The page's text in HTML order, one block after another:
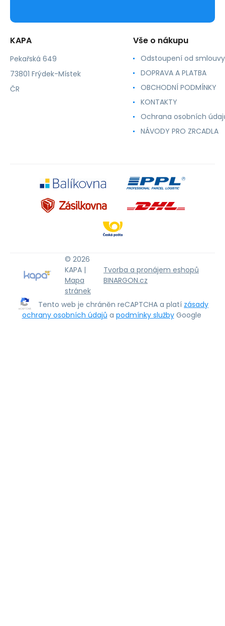
KAPA
Pekařská 649
73801 Frýdek-Místek
ČR
Vše o nákupu
Odstoupení od smlouvy
DOPRAVA A PLATBA
OBCHODNÍ PODMÍNKY
KONTAKTY
Ochrana osobních
NÁVODY PRO ZRCADLA
© 2026
KAPA |
Mapa
stránek
Tvorba a pronájem eshopů
BINARGON.cz
Tento web je chráněn reCAPTCHA a platí zásady
ochrany osobních údajů a podmínky služby Google